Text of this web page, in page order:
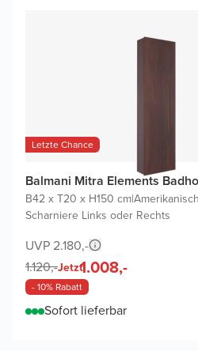
Letzte Chance
Balmani Mitra Elements
B42 x T20 x H150 cm|
Scharniere Links oder Rechts
UVP 2.180,-
1.120,-Jetzt1.008,-
- 10% Rabatt
Sofort lieferbar